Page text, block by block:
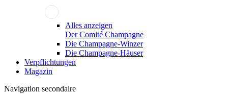
Alles anzeigen
Der Comité Champagne
Die Champagne-Winzer
Die Champagne-Häuser
Verpflichtungen
Magazin
Navigation secondaire